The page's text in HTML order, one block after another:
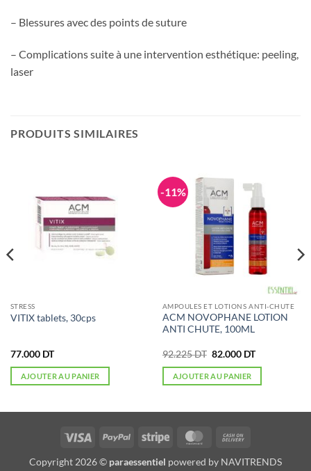
– Blessures avec des points de suture
– Complications suite à une intervention esthétique: peeling,
laser
PRODUITS SIMILAIRES
STRESS
VITIX tablets, 30cps
77.000 DT
AJOUTER AU PANIER
-11%
AMPOULES ET LOTIONS ANTI-CHUTE
ACM NOVOPHANE LOTION
ANTI CHUTE, 100ML
92.225DT Le
initial
était :
82.000 DTLe
actuel
AJOUTER AU PANIER
Visa PayPal Stripe MasterCard
Delivery
Copyright 2026 © paraessentiel powered by NAVITRENDS